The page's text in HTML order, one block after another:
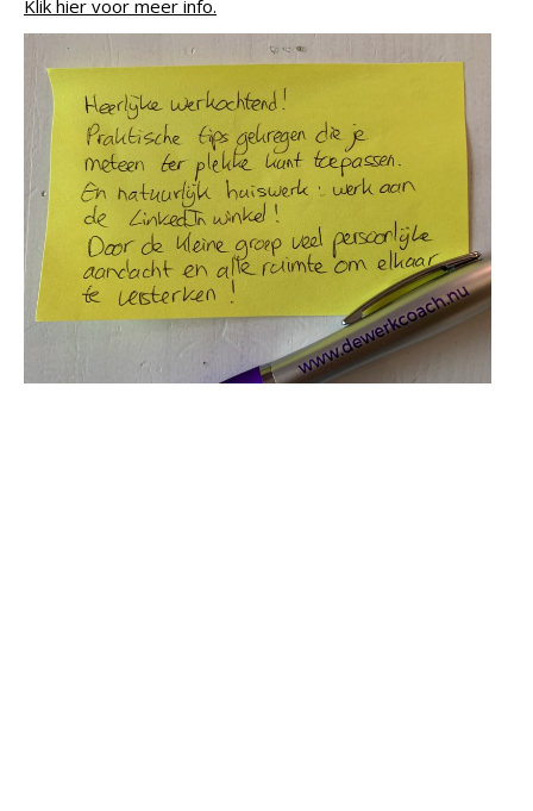
Klik hier voor meer info.